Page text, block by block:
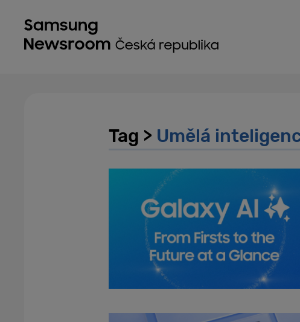
Tag > Umělá